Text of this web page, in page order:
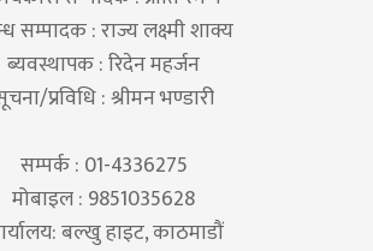
सम्पादक : राज्य लक्ष्मी शाक्य
ब्यवस्थापक : रिदेन महर्जन
प्रविधि : श्रीमन भण्डारी
सम्पर्क : 01-4336275
मोबाइल : 9851035628
बल्खु हाइट, काठमाडौं